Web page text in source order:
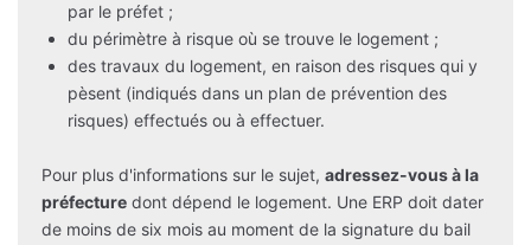
par le préfet ;
du périmètre à risque où se trouve le logement ;
des travaux du logement, en raison des risques qui y
pèsent (indiqués dans un plan de prévention des
risques) effectués ou à effectuer.
Pour plus d'informations sur le sujet, adressez-vous à la
préfecture dont dépend le logement. Une ERP doit dater
de moins de six mois au moment de la signature du bail